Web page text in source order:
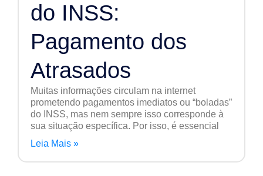
do INSS:
Pagamento dos
Atrasados
Muitas informações circulam na internet
prometendo pagamentos imediatos ou “boladas”
do INSS, mas nem sempre isso corresponde à
sua situação específica. Por isso, é essencial
Leia Mais »